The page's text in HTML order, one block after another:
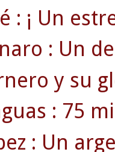
: ¡ Un
: Un
y su
: 75
: Un